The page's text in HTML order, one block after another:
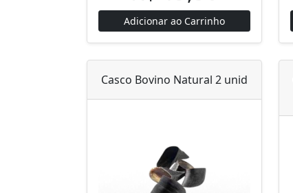
Adicionar ao Carrinho
Casco Bovino Natural 2 unid